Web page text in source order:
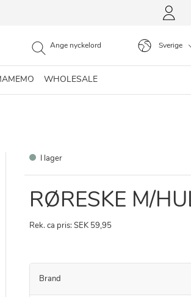
Sverige
WHOLESALE
I lager
RØRESKE M/
Rek. ca pris: SEK 59,95
Brand